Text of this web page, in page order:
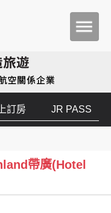
訂房 JR PASS
帶廣(Hotel